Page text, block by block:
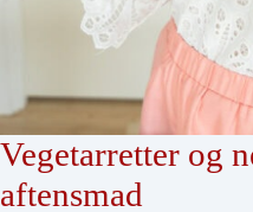
Vegetarretter og
aftensmad